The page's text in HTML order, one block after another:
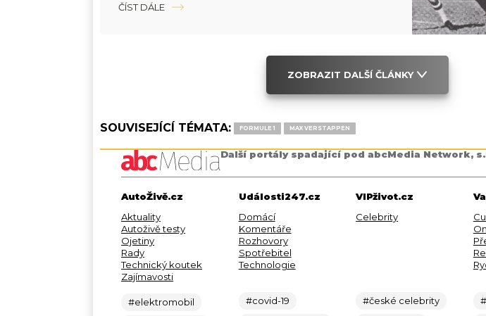
ČÍST DÁLE
ZOBRAZIT DALŠÍ ČLÁNKY
SOUVISEJÍCÍ TÉMATA: FORMULE 1 MAX VERSTAPPEN
Další portály spadající pod abcMedia Network,
AutoŽivě.cz
Aktuality
Autoživě testy
Ojetiny
Rady
Technický koutek
Zajímavosti
#elektromobil
Události247.cz
Domácí
Komentáře
Rozhovory
Spotřebitel
Technologie
#covid-19
VIPživot.cz
Celebrity
#české celebrity